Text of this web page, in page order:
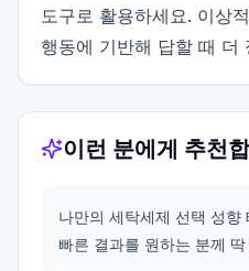
도구로 활용하세요. 이상
행동에 기반해 답할 때 더
이런 분에게 추천
나만의 세탁세제 선택 성향
빠른 결과를 원하는 분께 딱